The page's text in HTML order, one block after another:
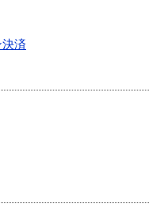
決済